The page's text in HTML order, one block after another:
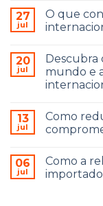
27
jul
O que
20
jul
Descubra
mundo e
13
jul
Como
06
jul
Como a